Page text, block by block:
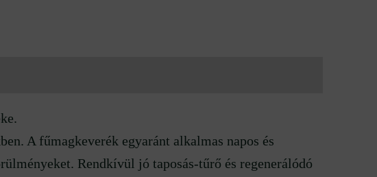
A fűmagkeverék egyaránt alkalmas napos és
Rendkívül jó taposás-tűrő és regenerálódó